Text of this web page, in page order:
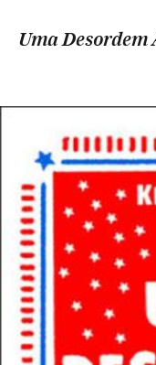
Uma